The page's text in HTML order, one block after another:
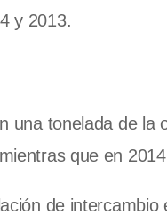
y 2013.
una tonelada de la
que en
de